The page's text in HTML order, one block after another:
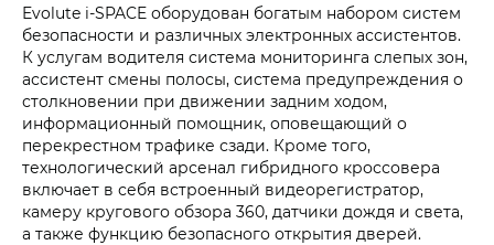
Evolute i‑SPACE оборудован богатым набором систем
безопасности и различных электронных ассистентов.
К услугам водителя система мониторинга слепых зон,
ассистент смены полосы, система предупреждения о
столкновении при движении задним ходом,
информационный помощник, оповещающий о
перекрестном трафике сзади. Кроме того,
технологический арсенал гибридного кроссовера
включает в себя встроенный видеорегистратор,
камеру кругового обзора 360, датчики дождя и света,
а также функцию безопасного открытия дверей.